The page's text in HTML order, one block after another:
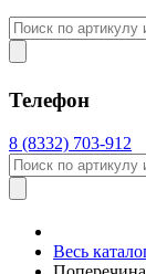
Телефон
8 (8332) 703-912
Весь